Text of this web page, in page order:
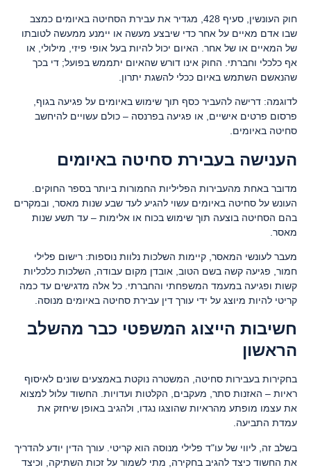
חוק העונשין, סעיף 428, מגדיר את עבירת הסחיטה באיומים כמצב
שבו אדם מאיים על אחר כדי שיבצע מעשה או יימנע ממעשה לטובתו
של המאיים או של אחר. האיום יכול להיות בעל אופי פיזי, מילולי, או
אף כלכלי וחברתי. החוק אינו דורש שהאיום יתממש בפועל; די בכך
שהנאשם השתמש באיום ככלי להשגת יתרון.
לדוגמה: דרישה להעביר כסף תוך שימוש באיומים על פגיעה בגוף,
פרסום פרטים אישיים, או פגיעה בפרנסה – כולם עשויים להיחשב
סחיטה באיומים.
הענישה בעבירת סחיטה באיומים
מדובר באחת מהעבירות הפליליות החמורות ביותר בספר החוקים.
העונש על סחיטה באיומים עשוי להגיע לעד שבע שנות מאסר, ובמקרים
בהם הסחיטה בוצעה תוך שימוש בכוח או אלימות – עד תשע שנות
מאסר.
מעבר לעונשי המאסר, קיימות השלכות נלוות נוספות: רישום פלילי
חמור, פגיעה קשה בשם הטוב, אובדן מקום עבודה, השלכות כלכליות
קשות ופגיעה במעמד המשפחתי והחברתי. כל אלה מדגישים עד כמה
קריטי להיות מיוצג על ידי עורך דין עבירת סחיטה באיומים מנוסה.
חשיבות הייצוג המשפטי כבר מהשלב
הראשון
בחקירות בעבירות סחיטה, המשטרה נוקטת באמצעים שונים לאיסוף
ראיות – האזנות סתר, מעקבים, הקלטות ועדויות. החשוד עלול למצוא
את עצמו מופתע מהראיות שהוצגו נגדו, ולהגיב באופן שיחזק את
עמדת התביעה.
בשלב זה, ליווי של עו"ד פלילי מנוסה הוא קריטי. עורך הדין יודע להדריך
את החשוד כיצד להגיב בחקירה, מתי לשמור על זכות השתיקה, וכיצד